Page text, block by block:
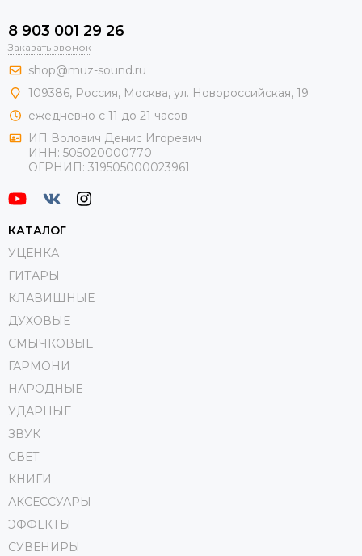
8 903 001 29 26
Заказать звонок
shop@muz-sound.ru
109386, Россия, Москва, ул. Новороссийская, 19
ежедневно с 11 до 21 часов
ИП Волович Денис Игоревич
ИНН: 505020000770
ОГРНИП: 319505000023961
КАТАЛОГ
УЦЕНКА
ГИТАРЫ
КЛАВИШНЫЕ
ДУХОВЫЕ
СМЫЧКОВЫЕ
ГАРМОНИ
НАРОДНЫЕ
УДАРНЫЕ
ЗВУК
СВЕТ
КНИГИ
АКСЕССУАРЫ
ЭФФЕКТЫ
СУВЕНИРЫ